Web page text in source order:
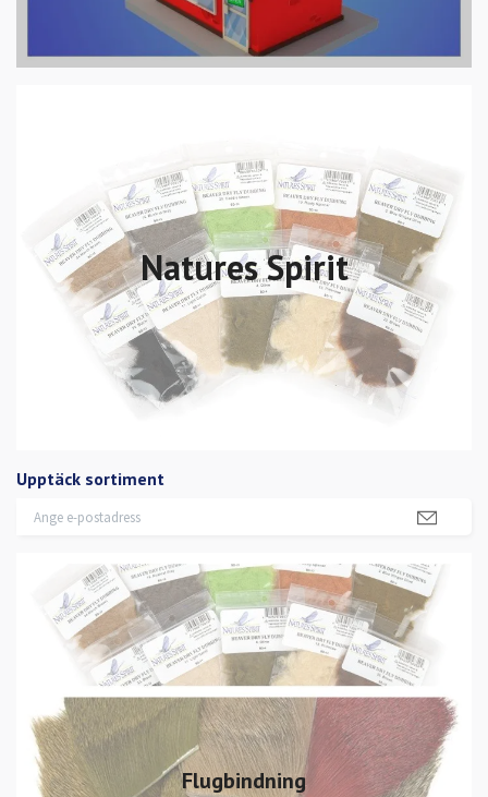
Natures Spirit
Upptäck sortiment
Flugbindning